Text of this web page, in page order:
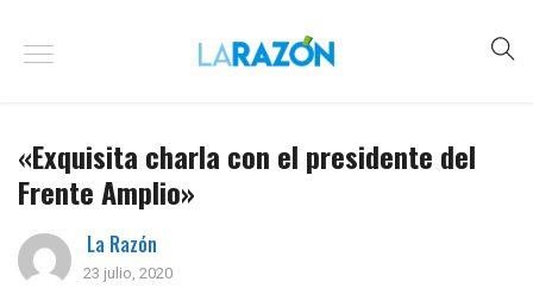
«Exquisita charla con el presidente del
Frente Amplio»
La Razón
23 julio, 2020